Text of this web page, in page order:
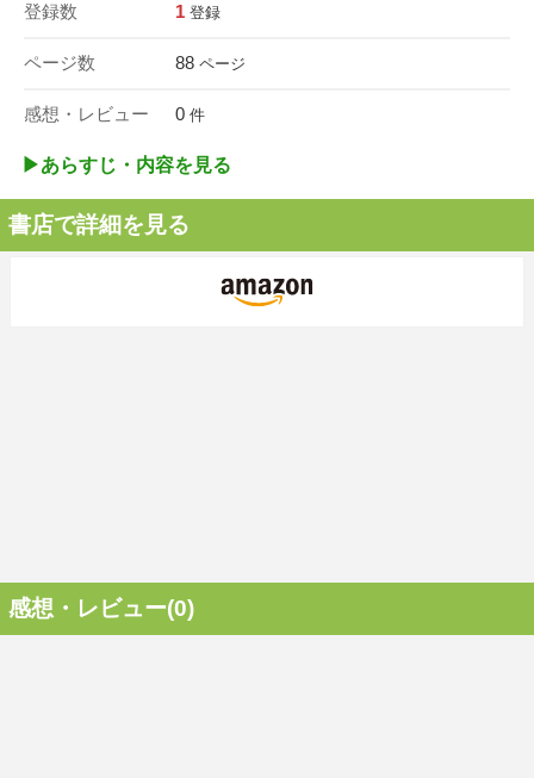
登録数 1 登録
ページ数 88 ページ
感想・レビュー 0 件
▶︎あらすじ・内容を見る
書店で詳細を見る
感想・レビュー(0)